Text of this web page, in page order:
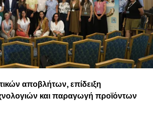
στη Θεσσαλονίκη, οι δύο
επισκέφθηκαν την
ΠΓΕ Αγίου Όρους και διανυκτέρευσαν
Μονή Βατοπεδίου. Τις επόμενες
και Lazarou βρέθηκαν στις
Χαλκιδικής, Σερρών και Πέλλας.
τους, με τη συνοδεία και
τουρισμού της Περιφέρειας
οι δύο φιλοξενούμενοι
αποβλήτων, επίδειξη
και παραγωγή προϊόντων